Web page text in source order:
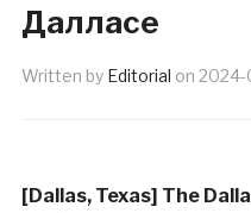
Далласе
Written by Editorial on 2024-
[Dallas, Texas] The